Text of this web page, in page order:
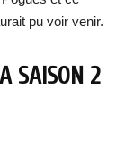
pu voir venir.
SAISON 2